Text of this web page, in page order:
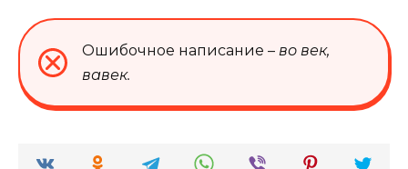
Ошибочное написание – во век,
вавек.